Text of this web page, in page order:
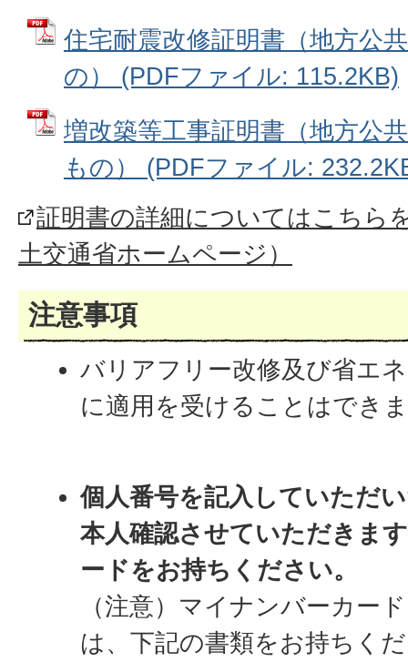
住宅耐震改修証明書（地方公
の） (PDFファイル: 115.2KB)
増改築等工事証明書（地方公
もの） (PDFファイル:
証明書の詳細についてはこちら
土交通省ホームページ）
注意事項
バリアフリー改修及び省エ
に適用を受けることはでき
個人番号を記入していただ
本人確認させていただきま
ードをお持ちください。
（注意）マイナンバーカー
は、下記の書類をお持ちく